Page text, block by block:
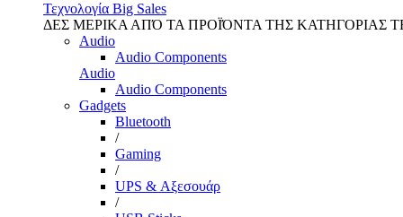
Τεχνολογία Big Sales
ΔΕΣ ΜΕΡΙΚΑ ΑΠΌ ΤΑ ΠΡΟΪΌΝΤΑ ΤΗΣ ΚΑΤΗΓΟΡΙΑΣ
Audio
Audio Components
Audio
Audio Components
Gadgets
Bluetooth
/
Gaming
/
UPS & Αξεσουάρ
/